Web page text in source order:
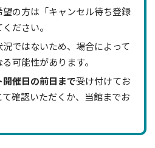
の方は「キャンセル待ち登録
ださい。
ではないため、場合によって
可能性があります。
開催日の前日まで受け付けてお
確認いただくか、当館までお